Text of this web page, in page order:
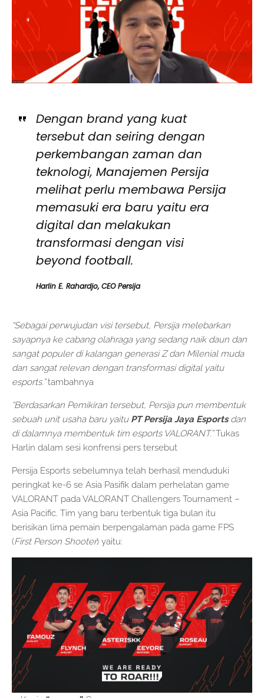
Dengan brand yang kuat
tersebut dan seiring dengan
perkembangan zaman dan
teknologi, Manajemen Persija
melihat perlu membawa Persija
memasuki era baru yaitu era
digital dan melakukan
transformasi dengan visi
beyond football.
Harlin E. Rahardjo, CEO Persija
“Sebagai perwujudan visi tersebut, Persija melebarkan
sayapnya ke cabang olahraga yang sedang naik daun dan
sangat populer di kalangan generasi Z dan Milenial muda
dan sangat relevan dengan transformasi digital yaitu
esports.”tambahnya
“Berdasarkan Pemikiran tersebut, Persija pun membentuk
sebuah unit usaha baru yaitu PT Persija Jaya Esportsdan
di dalamnya membentuk tim esports VALORANT.”Tukas
Harlin dalam sesi konfrensi pers tersebut
Persija Esports sebelumnya telah berhasil menduduki
peringkat ke-6 se Asia Pasifik dalam perhelatan game
VALORANT pada VALORANT Challengers Tournament –
Asia Pacific. Tim yang baru terbentuk tiga bulan itu
berisikan lima pemain berpengalaman pada game FPS
(First Person Shooter) yaitu: